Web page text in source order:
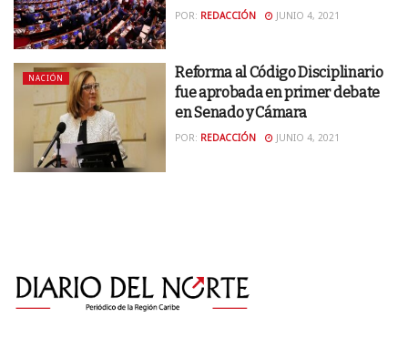
POR: REDACCIÓN JUNIO 4, 2021
NACIÓN
Reforma al Código Disciplinario
fue aprobada en primer debate
en Senado y Cámara
POR: REDACCIÓN JUNIO 4, 2021